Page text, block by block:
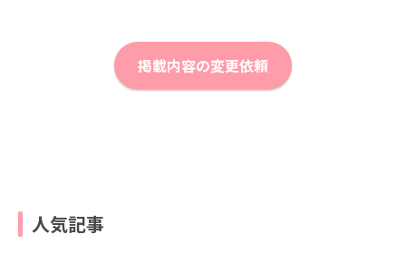
掲載内容の変更依頼
人気記事